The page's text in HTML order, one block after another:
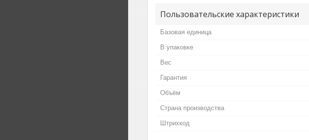
Пользовательские характеристики
Базовая единица
В упаковке
Вес
Гарантия
Объём
Страна производства
Штрихкод